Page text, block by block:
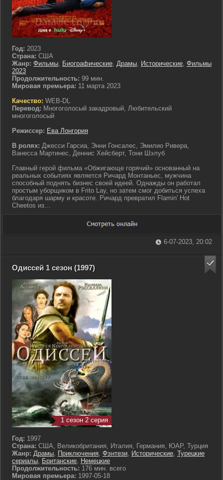
Год: 2023
Страна: США
Жанр: Фильмы, Биографические, Драмы, Исторические, Фильмы
2023
Продолжительность: 99 мин.
Мировая премьера: 11 марта 2023
Качество: WEB-DL
Перевод: Многоголосый закадровый, Любительский
многоголосый
Режиссер: Ева Лонгория
В ролях: Джесси Гарсиа, Энни Гонсалес, Эмилио Ривера,
Ванесса Мартинес, Деннис Хейсберт, Тони Шэлуб
Главный герой фильма «Обжигающе горячий» основанный на
реальных событиях является Ричард Монтаньес, мужчина
способный поднять бизнес своей идеей. Однажды он работал
простым уборщиком в Frito Lay, но затем смог добиться успеха
благодаря шарму и красоте. Ричард превратил Flamin' Hot
Cheetos из...
6-07-2023, 20:02
Одиссей 1 сезон (1997)
1 сезон 2 серия
Год: 1997
Страна: США, Великобритания, Италия, Германия, ЮАР, Турция
Жанр: Драмы, Приключения, Фэнтези, Исторические, Турецкие
сериалы, Британские, Немецкие
Продолжительность: 176 мин. всего
Мировая премьера: 1997-05-18